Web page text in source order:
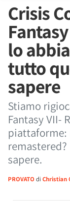
Crisis
lo
tutto
sapere
Stiamo
Fantasy VII-
piattaforme:
sapere.
PROVATO di Christian